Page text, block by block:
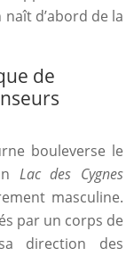
d’abord de la
de
bouleverse le
Lac des Cygnes
masculine.
par un corps de
direction des